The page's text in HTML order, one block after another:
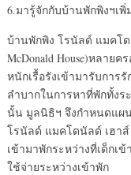
6.มารู้จักกับบ้านพักพิงฯเ
บ้านพักพิง โรนัลด์ แมคโด
McDonald House)หลาย
หนักเรื้อรังเข้ามารับการ
ลำบากในการหาที่พักทั้งร
นั้น มูลนิธิฯ จึงกำหนดแผ
โรนัลด์ แมคโดนัลด์ เฮาส์
เข้ามาพักระหว่างที่เด็กเ
ใช้จ่ายระหว่างเข้าพัก